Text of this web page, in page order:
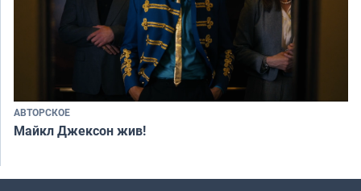
АВТОРСКОЕ
Майкл Джексон жив!